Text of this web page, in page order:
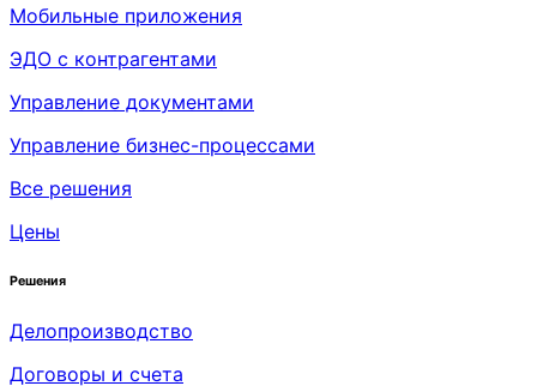
Мобильные приложения
ЭДО с контрагентами
Управление документами
Управление бизнес-процессами
Все решения
Цены
Решения
Делопроизводство
Договоры и счета